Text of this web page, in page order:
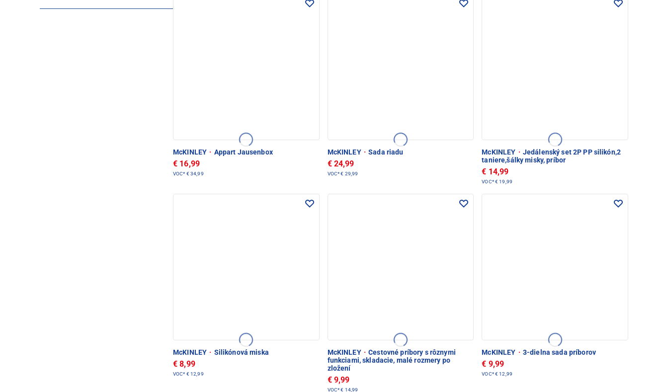
McKINLEY · Appart Jausenbox
€ 16,99
VOC* € 34,99
McKINLEY · Sada riadu
€ 24,99
VOC*€ 29,99
McKINLEY · Jedálenský set 2P PP silikón,2
taniere,šálky misky, príbor
€ 14,99
VOC*€ 19,99
McKINLEY · Silikónová miska
€ 8,99
VOC* € 12,99
McKINLEY · Cestovné príbory s rôznymi
funkciami, skladacie, malé rozmery po
zložení
€ 9,99
VOC*€ 14,99
McKINLEY · 3-dielna sada príborov
€ 9,99
VOC*€ 12,99